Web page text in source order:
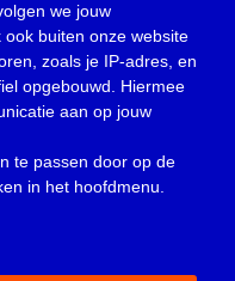
we jouw
buiten onze website
zoals je IP-adres, en
opgebouwd. Hiermee
aan op jouw
te passen door op de
in het hoofdmenu.